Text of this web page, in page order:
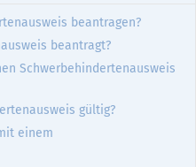
beantragen?
beantragt?
Schwerbehindertenausweis
gültig?
einem